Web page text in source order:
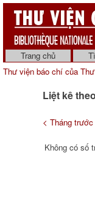
Trang chủ
Thư viện báo chí của
Liệt kê
< Tháng trước
Không có số